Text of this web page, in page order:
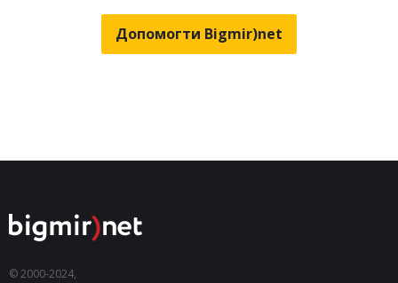
Допомогти Bigmir)net
© 2000-2024,